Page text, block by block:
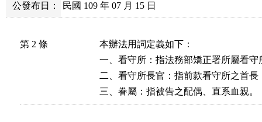
公發布日： 民國 109 年 07 月 15 日
第 2 條
本辦法用詞定義如下：
一、看守所：指法務部矯正署所屬看
二、看守所長官：指前款看守所之首
三、眷屬：指被告之配偶、直系血親。